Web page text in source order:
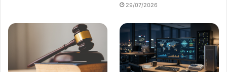
29/07/2026